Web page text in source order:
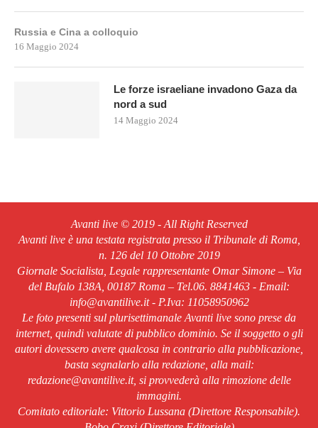
Russia e Cina a colloquio
16 Maggio 2024
Le forze israeliane invadono Gaza da
nord a sud
14 Maggio 2024
Avanti live © 2019 - All Right Reserved
Avanti live è una testata registrata presso il Tribunale di Roma,
n. 126 del 10 Ottobre 2019
Giornale Socialista, Legale rappresentante Omar Simone – Via
del Bufalo 138A, 00187 Roma – Tel.06. 8841463 - Email:
info@avantilive.it - P.Iva: 11058950962
Le foto presenti sul plurisettimanale Avanti live sono prese da
internet, quindi valutate di pubblico dominio. Se il soggetto o gli
autori dovessero avere qualcosa in contrario alla pubblicazione,
basta segnalarlo alla redazione, alla mail:
redazione@avantilive.it, si provvederà alla rimozione delle
immagini.
Comitato editoriale: Vittorio Lussana (Direttore Responsabile).